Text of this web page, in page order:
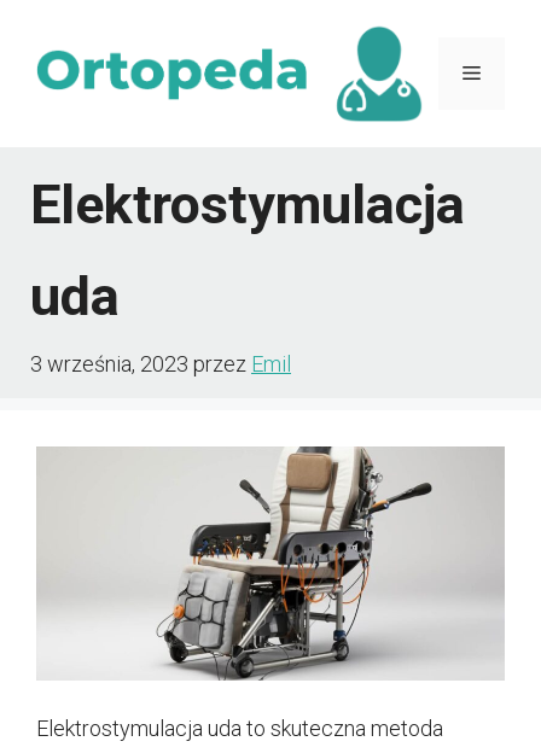
Menu
Elektrostymulacja
uda
3 września, 2023 przez Emil
Elektrostymulacja uda to skuteczna metoda